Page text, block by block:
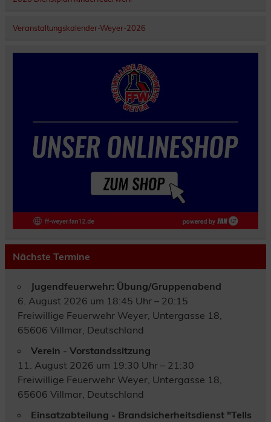
Veranstaltungskalender-Weyer-2026
Nächste Termine
Jugendfeuerwehr: Übung/Gruppenabend
6. August 2026 um 18:45 Uhr – 20:15
Freiwillige Feuerwehr Weyer, Untergasse 18,
65606 Villmar, Deutschland
Verein - Vorstandssitzung
11. August 2026 um 19:30 Uhr – 21:30
Freiwillige Feuerwehr Weyer, Untergasse 18,
65606 Villmar, Deutschland
Einsatzabteilung - Brandsicherheitsdienst "Tells